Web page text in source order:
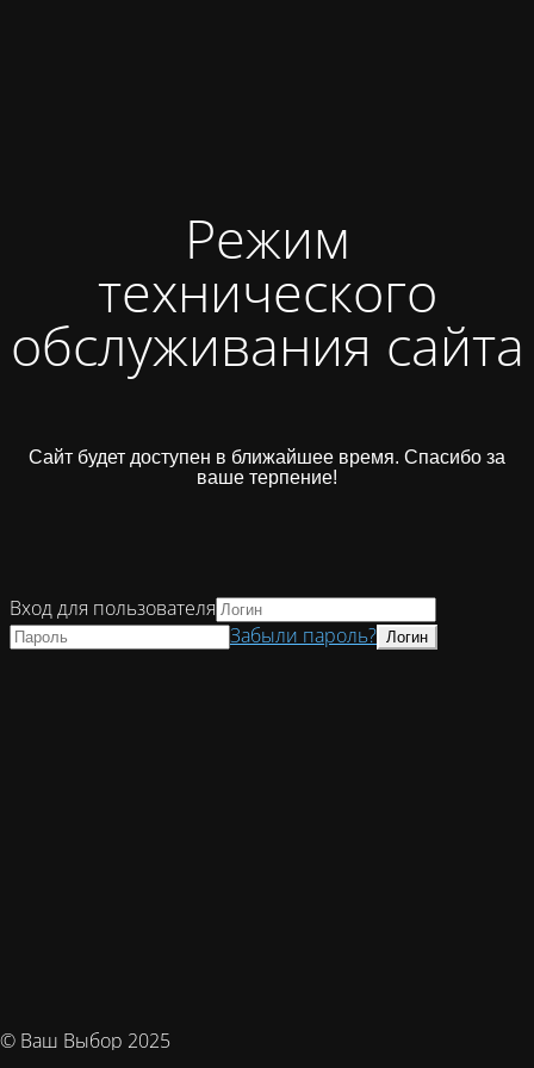
Режим
технического
обслуживания сайта
Сайт будет доступен в ближайшее время. Спасибо за
ваше терпение!
© Ваш Выбор 2025
Вход для пользователя
Забыли пароль?